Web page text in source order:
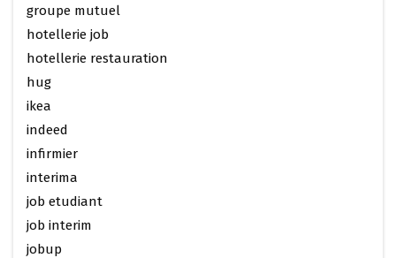
groupe mutuel
hotellerie job
hotellerie restauration
hug
ikea
indeed
infirmier
interima
job etudiant
job interim
jobup